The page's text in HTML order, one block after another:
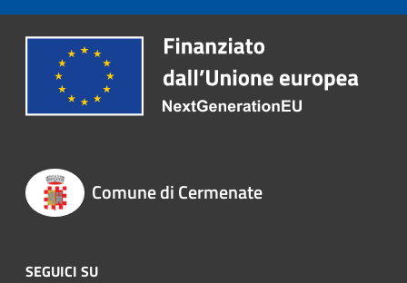
Comune di Cermenate
SEGUICI SU